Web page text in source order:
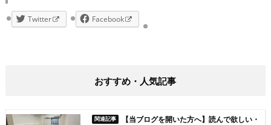
Twitter Facebook
おすすめ・人気記事
【当ブログを開いた方へ】読んで欲しい・